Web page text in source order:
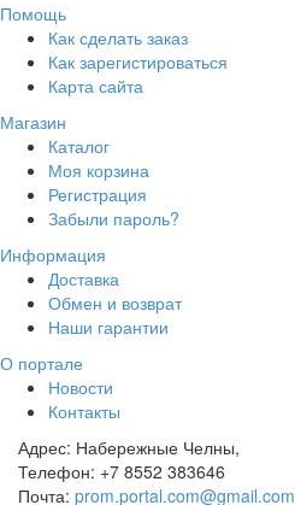
Помощь
Как сделать заказ
Как зарегистироваться
Карта сайта
Магазин
Каталог
Моя корзина
Регистрация
Забыли пароль?
Информация
Доставка
Обмен и возврат
Наши гарантии
О портале
Новости
Контакты
Адрес: Набережные Челны,
Телефон: +7 8552 383646
Почта: prom.portal.com@gmail.com